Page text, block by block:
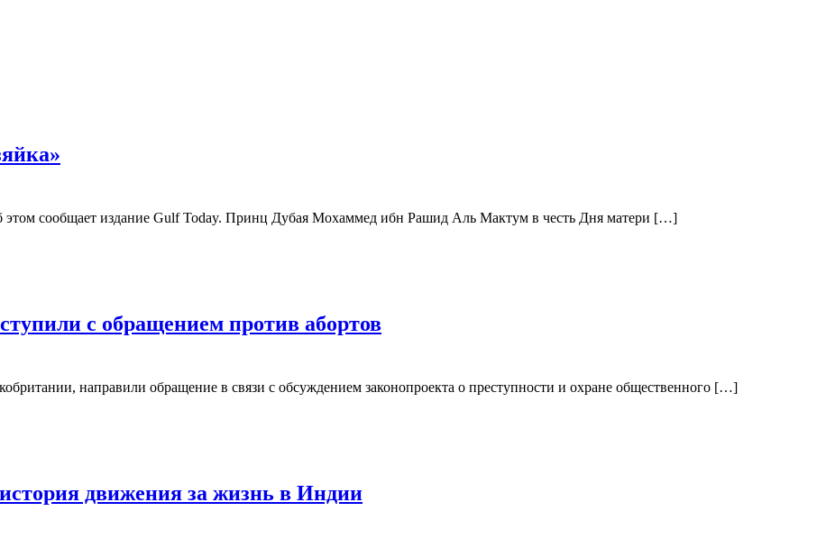
сообщает издание Gulf Today. Принц Дубая Мохаммед ибн Рашид Аль Мактум в честь Дня матери […]
с обращением против абортов
направили обращение в связи с обсуждением законопроекта о преступности и охране общественного […]
движения за жизнь в Индии